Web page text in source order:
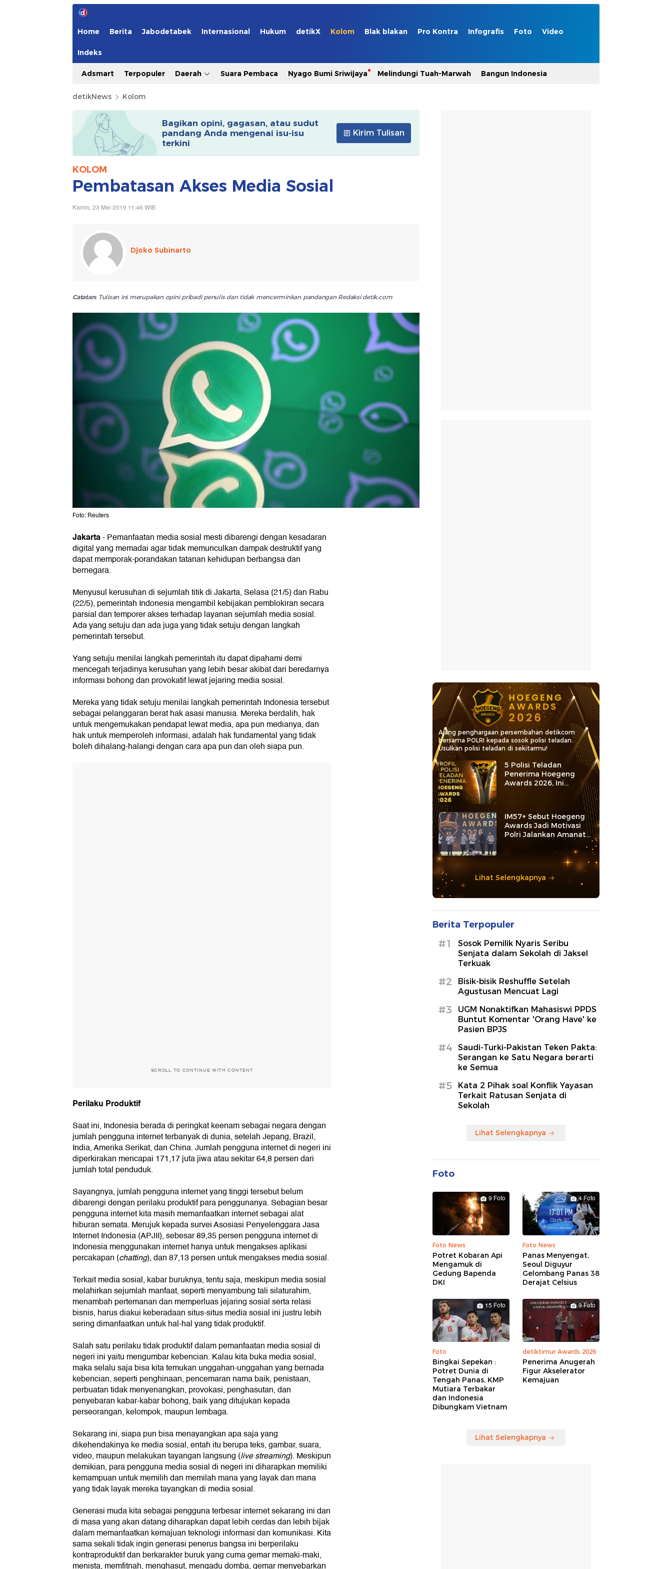
Home Berita Jabodetabek Internasional Hukum detikX Kolom Blak blakan Pro Kontra Infografis Foto Video
Indeks
Adsmart Terpopuler Daerah Suara Pembaca Nyago Bumi Sriwijaya Melindungi Tuah-Marwah Bangun Indonesia
detikNews Kolom
Bagikan opini, gagasan, atau sudut
pandang Anda mengenai isu-isu
terkini
Kirim Tulisan
KOLOM
Pembatasan Akses Media Sosial
Kamis, 23 Mei 2019 11:46 WIB
Djoko Subinarto
Catatan:Tulisan ini merupakan opini pribadi penulis dan tidak mencerminkan pandangan Redaksi detik.com
Foto: Reuters
Jakarta-Pemanfaatan media sosial mesti dibarengi dengan kesadaran
digital yang memadai agar tidak memunculkan dampak destruktif yang
dapat memporak-porandakan tatanan kehidupan berbangsa dan
bernegara.
Menyusul kerusuhan di sejumlah titik di Jakarta, Selasa (21/5) dan Rabu
(22/5), pemerintah Indonesia mengambil kebijakan pemblokiran secara
parsial dan temporer akses terhadap layanan sejumlah media sosial.
Ada yang setuju dan ada juga yang tidak setuju dengan langkah
pemerintah tersebut.
Yang setuju menilai langkah pemerintah itu dapat dipahami demi
mencegah terjadinya kerusuhan yang lebih besar akibat dari beredarnya
informasi bohong dan provokatif lewat jejaring media sosial.
Mereka yang tidak setuju menilai langkah pemerintah Indonesia tersebut
sebagai pelanggaran berat hak asasi manusia. Mereka berdalih, hak
untuk mengemukakan pendapat lewat media, apa pun medianya, dan
hak untuk memperoleh informasi, adalah hak fundamental yang tidak
boleh dihalang-halangi dengan cara apa pun dan oleh siapa pun.
SCROLL TO CONTINUE WITH CONTENT
Perilaku Produktif
Saat ini, Indonesia berada di peringkat keenam sebagai negara dengan
jumlah pengguna internet terbanyak di dunia, setelah Jepang, Brazil,
India, Amerika Serikat, dan China. Jumlah pengguna internet di negeri ini
diperkirakan mencapai 171,17 juta jiwa atau sekitar 64,8 persen dari
jumlah total penduduk.
Sayangnya, jumlah pengguna internet yang tinggi tersebut belum
dibarengi dengan perilaku produktif para penggunanya. Sebagian besar
pengguna internet kita masih memanfaatkan internet sebagai alat
hiburan semata. Merujuk kepada survei Asosiasi Penyelenggara Jasa
Internet Indonesia (APJII), sebesar 89,35 persen pengguna internet di
Indonesia menggunakan internet hanya untuk mengakses aplikasi
percakapan (chatting), dan 87,13 persen untuk mengakses media sosial.
Terkait media sosial, kabar buruknya, tentu saja, meskipun media sosial
melahirkan sejumlah manfaat, seperti menyambung tali silaturahim,
menambah pertemanan dan memperluas jejaring sosial serta relasi
bisnis, harus diakui keberadaan situs-situs media sosial ini justru lebih
sering dimanfaatkan untuk hal-hal yang tidak produktif.
Salah satu perilaku tidak produktif dalam pemanfaatan media sosial di
negeri ini yaitu mengumbar kebencian. Kalau kita buka media sosial,
maka selalu saja bisa kita temukan unggahan-unggahan yang bernada
kebencian, seperti penghinaan, pencemaran nama baik, penistaan,
perbuatan tidak menyenangkan, provokasi, penghasutan, dan
penyebaran kabar-kabar bohong, baik yang ditujukan kepada
perseorangan, kelompok, maupun lembaga.
Sekarang ini, siapa pun bisa menayangkan apa saja yang
dikehendakinya ke media sosial, entah itu berupa teks, gambar, suara,
video, maupun melakukan tayangan langsung (live streaming). Meskipun
demikian, para pengguna media sosial di negeri ini diharapkan memiliki
kemampuan untuk memilih dan memilah mana yang layak dan mana
yang tidak layak mereka tayangkan di media sosial.
Generasi muda kita sebagai pengguna terbesar internet sekarang ini dan
di masa yang akan datang diharapkan dapat lebih cerdas dan lebih bijak
dalam memanfaatkan kemajuan teknologi informasi dan komunikasi. Kita
sama sekali tidak ingin generasi penerus bangsa ini berperilaku
kontraproduktif dan berkarakter buruk yang cuma gemar memaki-maki,
menista, memfitnah, menghasut, mengadu domba, gemar menyebarkan
Ajang penghargaan persembahan detikcom
bersama POLRI kepada sosok polisi teladan.
Usulkan polisi teladan di sekitarmu!
5 Polisi Teladan
Penerima Hoegeng
Awards 2026, Ini
Kategori dan Kiprahnya
IM57+ Sebut Hoegeng
Awards Jadi Motivasi
Polri Jalankan Amanat
Lihat Selengkapnya
Berita Terpopuler
#1
Sosok Pemilik Nyaris Seribu
Senjata dalam Sekolah di Jaksel
Terkuak
#2
Bisik-bisik Reshuffle Setelah
Agustusan Mencuat Lagi
#3
UGM Nonaktifkan Mahasiswi PPDS
Buntut Komentar 'Orang Have' ke
Pasien BPJS
#4
Saudi-Turki-Pakistan Teken Pakta:
Serangan ke Satu Negara berarti
ke Semua
#5
Kata 2 Pihak soal Konflik Yayasan
Terkait Ratusan Senjata di
Sekolah
Lihat Selengkapnya
Foto
9 Foto
Foto News
Potret Kobaran Api
Mengamuk di
Gedung Bapenda
DKI
4 Foto
Foto News
Panas Menyengat,
Seoul Diguyur
Gelombang Panas 38
Derajat Celsius
15 Foto
Foto
Bingkai Sepekan :
Potret Dunia di
Tengah Panas, KMP
Mutiara Terbakar
dan Indonesia
Dibungkam Vietnam
9 Foto
detiktimur Awards 2026
Penerima Anugerah
Figur Akselerator
Kemajuan
Lihat Selengkapnya